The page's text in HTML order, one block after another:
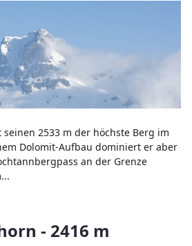
2533 m der höchste Berg im
Dolomit-Aufbau dominiert er aber
an der Grenze
- 2416 m